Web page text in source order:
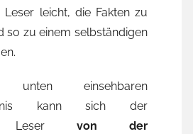
leicht, die Fakten zu
so zu einem selbständigen
einsehbaren
kann sich der
Leser von der